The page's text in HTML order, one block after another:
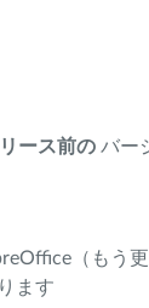
ース前の バー
（もう更
ます